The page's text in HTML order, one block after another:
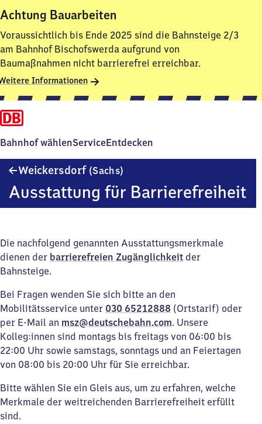
Achtung Bauarbeiten
Voraussichtlich bis Ende 2025 sind die Bahnsteige 2/3
am Bahnhof Bischofswerda aufgrund von
Baumaßnahmen nicht barrierefrei erreichbar.
Informationen
Bahnhof wählenServiceEntdecken
Weickersdorf (Sachs)
Ausstattung für Barrierefreiheit
Die nachfolgend genannten Ausstattungsmerkmale
dienen der barrierefreien Zugänglichkeit der
Bahnsteige.
Bei Fragen wenden Sie sich bitte an den
Mobilitätsservice unter 030 65212888 (Ortstarif) oder
per E-Mail an msz@deutschebahn.com. Unsere
Kolleg:innen sind montags bis freitags von 06:00 bis
22:00 Uhr sowie samstags, sonntags und an Feiertagen
von 08:00 bis 20:00 Uhr für Sie erreichbar.
Bitte wählen Sie ein Gleis aus, um zu erfahren, welche
Merkmale der weitreichenden Barrierefreiheit erfüllt
sind.